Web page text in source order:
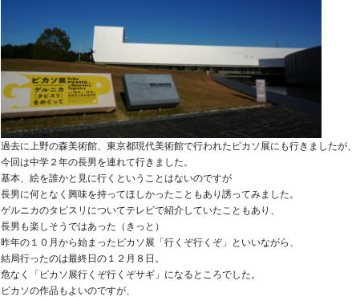
過去に上野の森美術館、東京都現代美術館で行われたピカソ展にも行きましたが、
今回は中学２年の長男を連れて行きました。
基本、絵を誰かと見に行くということはないのですが
長男に何となく興味を持ってほしかったこともあり誘ってみました。
ゲルニカのタピスリについてテレビで紹介していたこともあり、
長男も楽しそうではあった（きっと）
昨年の１０月から始まったピカソ展「行くぞ行くぞ」といいながら、
結局行ったのは最終日の１２月８日。
危なく「ピカソ展行くぞ行くぞサギ」になるところでした。
ピカソの作品もよいのですが、